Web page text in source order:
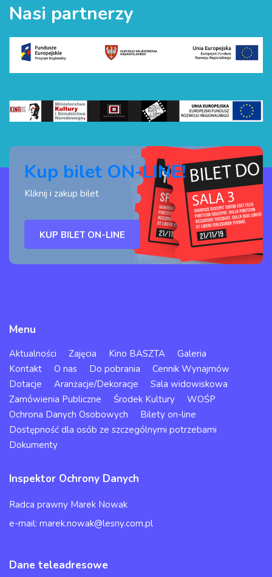
Nasi partnerzy
Kup bilet ON-LINE!
Kliknij i zakup bilet
KUP BILET ON-LINE
Menu
Aktualności Zajęcia Kino BASZTA
Galeria
Kontakt
O nas Do pobrania
Cennik Wynajmów
Dotacje
Aranżacje/Dekoracje
Sala widowiskowa
Zamówienia Publiczne
Środek Kultury
WOŚP
Ochrona Danych Osobowych
Bilety on-line
Dostępność dla osób ze szczególnymi potrzebami
Dokumenty
Inspektor Ochrony Danych
Radca prawny Marek Nowak
e-mail: marek.nowak@lesny.com.pl
Dane teleadresowe